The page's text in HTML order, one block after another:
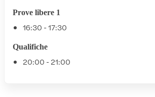
Prove libere 1
16:30 - 17:30
Qualifiche
20:00 - 21:00